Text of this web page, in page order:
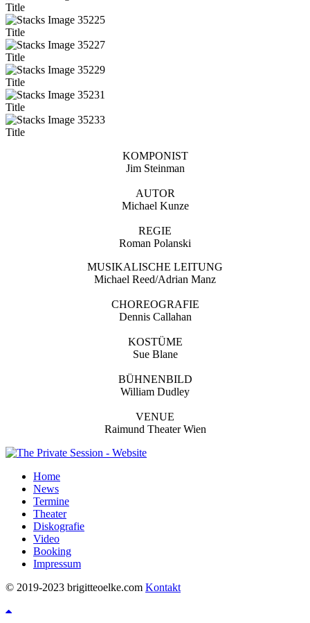
Title
Title
Title
Title
Title
Title
KOMPONIST
Jim Steinman
AUTOR
Michael Kunze
REGIE
Roman Polanski
MUSIKALISCHE LEITUNG
Michael Reed/Adrian Manz
CHOREOGRAFIE
Dennis Callahan
KOSTÜME
Sue Blane
BÜHNENBILD
William Dudley
VENUE
Raimund Theater Wien
Home
News
Termine
Theater
Diskografie
Video
Booking
Impressum
© 2019-2023 brigitteoelke.com Kontakt